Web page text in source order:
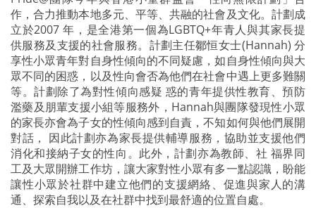
作，合力推動本地多元、平等、共融的社會及文化。計劃成
立於2007 年，是全港第一個為LGBTQ+年青人與其家長提
供服務及支援的社會服務。計劃主任鄒恒女士(Hannah) 分
享性小眾青年對自身性傾向的不同疑慮，如自身性傾向與大
眾不同的困惑，以及性向會否為他們在社會中遇上更多難關
等。計劃除了為對性傾向感疑 惑的青年提供性教育、預防
濫藥及朋輩支援小組等服務外，Hannah與團隊發現性小眾
的家長亦會為子女的性傾向感到自責，不知如何與他們展開
對話， 因此計劃亦為家長提供輔導服務，協助並支援他們
消化和接納子女的性向。此外，計劃亦為教師、社 福界同
工及大眾開辦工作坊，讓大家對性小眾有多一點認識，盼能
讓性小眾於社群中建立他們的支援網絡、促進與家人的溝
通、探索自我以及在社群中找到最舒適的位置自處。